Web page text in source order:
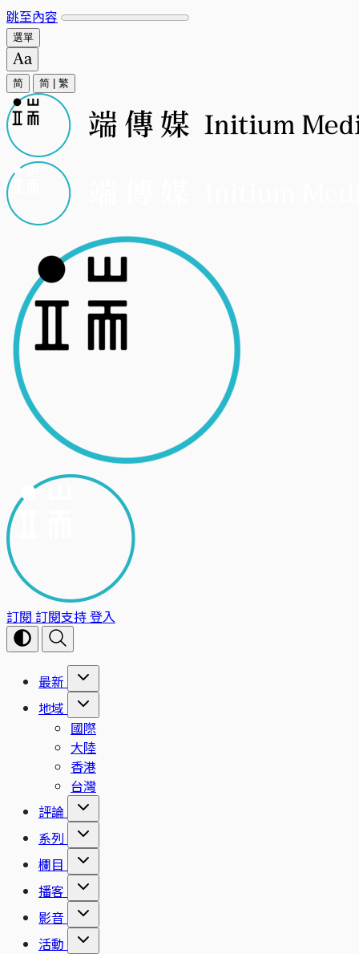
跳至內容
選單
简 简 繁
訂閱 訂閱支持登入
最新
地域
國際
大陸
香港
台灣
評論
系列
欄目
播客
影音
活動